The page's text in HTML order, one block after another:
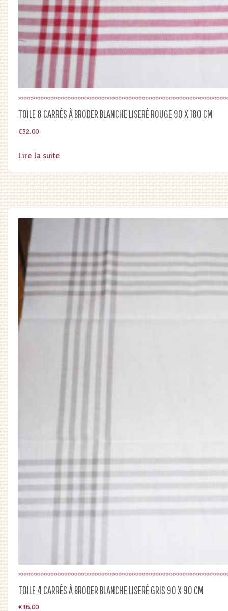
TOILE 8 CARRÉS À BRODER BLANCHE LISERÉ ROUGE 90 X 180 CM
€32.00
Lire la suite
TOILE 4 CARRÉS À BRODER BLANCHE LISERÉ GRIS 90 X 90 CM
€16.00